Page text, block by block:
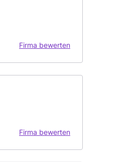
Firma bewerten
Firma bewerten